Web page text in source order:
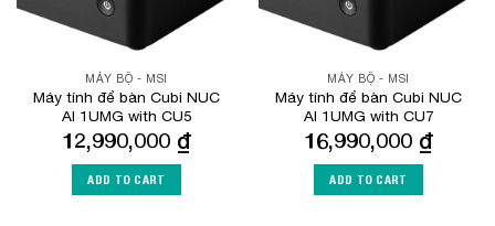
MÁY BỘ - MSI
Máy tính để bàn Cubi NUC
AI 1UMG with CU5
12,990,000 ₫
ADD TO CART
MÁY BỘ - MSI
Máy tính để bàn Cubi NUC
AI 1UMG with CU7
16,990,000 ₫
ADD TO CART